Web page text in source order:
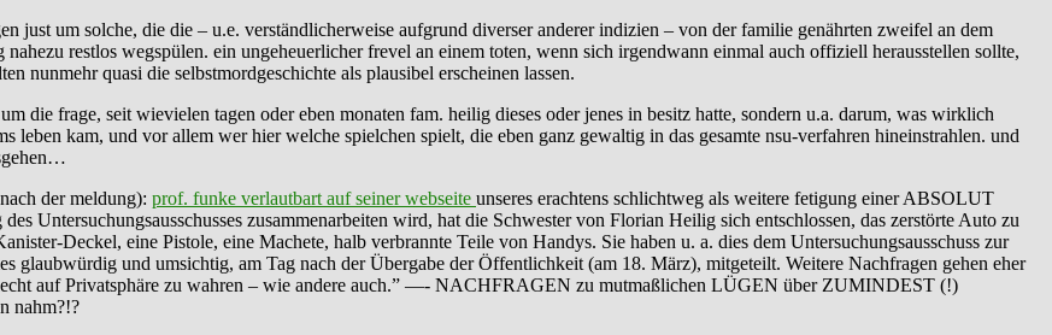
just um solche, die die – u.e. verständlicherweise aufgrund diverser anderer indizien – von der familie genährten zweifel an dem
restlos wegspülen. ein ungeheuerlicher frevel an einem toten, wenn sich irgendwann einmal auch offiziell herausstellen sollte,
nunmehr quasi die selbstmordgeschichte als plausibel erscheinen lassen.
die frage, seit wievielen tagen oder eben monaten fam. heilig dieses oder jenes in besitz hatte, sondern u.a. darum, was wirklich
kam, und vor allem wer hier welche spielchen spielt, die eben ganz gewaltig in das gesamte nsu-verfahren hineinstrahlen. und
der meldung): prof. funke verlautbart auf seiner webseite unseres erachtens schlichtweg als weitere fetigung einer ABSOLUT
Untersuchungsausschusses zusammenarbeiten wird, hat die Schwester von Florian Heilig sich entschlossen, das zerstörte Auto zu
Deckel, eine Pistole, eine Machete, halb verbrannte Teile von Handys. Sie haben u. a. dies dem Untersuchungsausschuss zur
glaubwürdig und umsichtig, am Tag nach der Übergabe der Öffentlichkeit (am 18. März), mitgeteilt. Weitere Nachfragen gehen eher
auf Privatsphäre zu wahren – wie andere auch.” —- NACHFRAGEN zu mutmaßlichen LÜGEN über ZUMINDEST (!)
nahm?!?